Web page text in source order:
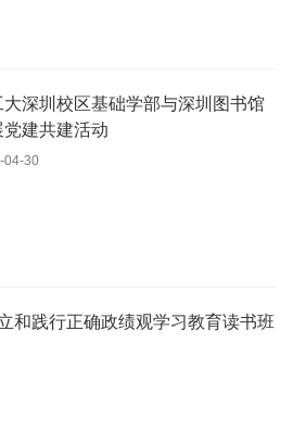
大深圳校区基础学部与深圳图书馆
党建共建活动
04-30
和践行正确政绩观学习教育读书班